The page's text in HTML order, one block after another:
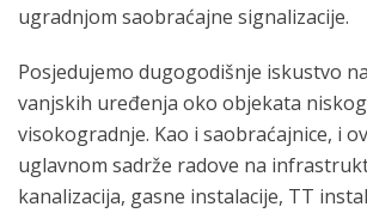
ugradnjom saobraćajne signalizacije.
Posjedujemo dugogodišnje iskustvo
vanjskih uređenja oko objekata
visokogradnje. Kao i saobraćajnice, i
uglavnom sadrže radove na
kanalizacija, gasne instalacije, TT